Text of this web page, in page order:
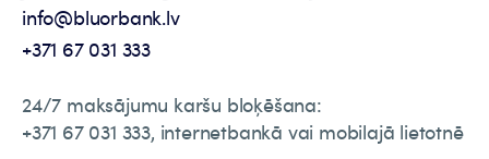
info@bluorbank.lv
+371 67 031 333
24/7 maksājumu karšu bloķēšana:
+371 67 031 333, internetbankā vai mobilajā lietotnē